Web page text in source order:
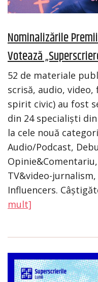
Nominalizările
Votează
52 de materiale
scrisă, audio,
spirit civic) au fost
din 24 specialiști
la cele nouă
Audio/Podcast,
TV&video-
Influencers.
mult]